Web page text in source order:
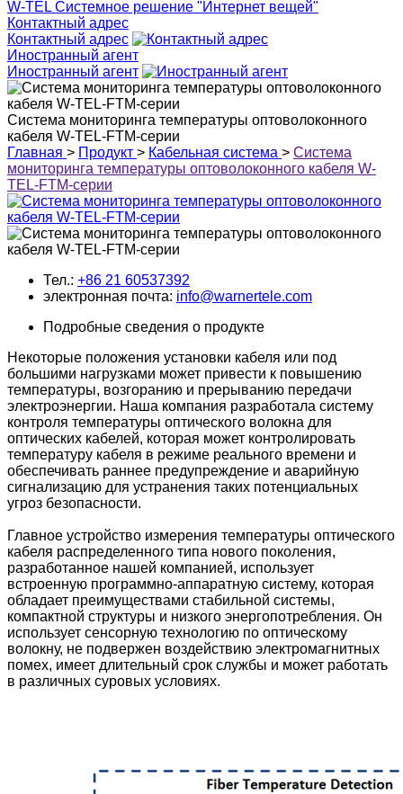
W-TEL Системное решение "Интернет вещей"
Контактный адрес
Контактный адрес
Иностранный агент
Иностранный агент
Система мониторинга температуры оптоволоконного
кабеля W-TEL-FTM-серии
Главная > Продукт > Кабельная система > Система
мониторинга температуры оптоволоконного кабеля W-
TEL-FTM-серии
Тел.: +86 21 60537392
электронная почта: info@warnertele.com
Подробные сведения о продукте
Некоторые положения установки кабеля или под
большими нагрузками может привести к повышению
температуры, возгоранию и прерыванию передачи
электроэнергии. Наша компания разработала систему
контроля температуры оптического волокна для
оптических кабелей, которая может контролировать
температуру кабеля в режиме реального времени и
обеспечивать раннее предупреждение и аварийную
сигнализацию для устранения таких потенциальных
угроз безопасности.
Главное устройство измерения температуры оптического
кабеля распределенного типа нового поколения,
разработанное нашей компанией, использует
встроенную программно-аппаратную систему, которая
обладает преимуществами стабильной системы,
компактной структуры и низкого энергопотребления. Он
использует сенсорную технологию по оптическому
волокну, не подвержен воздействию электромагнитных
помех, имеет длительный срок службы и может работать
в различных суровых условиях.